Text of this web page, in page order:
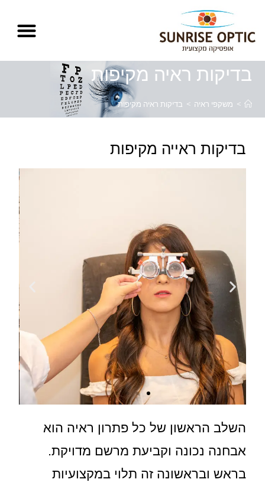
בדיקות ראיה מקיפות
> משקפי ראיה > בדיקות ראיה מקיפות
בדיקות ראייה מקיפות
השלב הראשון של כל פתרון ראיה הוא
אבחנה נכונה וקביעת מרשם מדויקת.
בראש ובראשונה זה תלוי במקצועיות